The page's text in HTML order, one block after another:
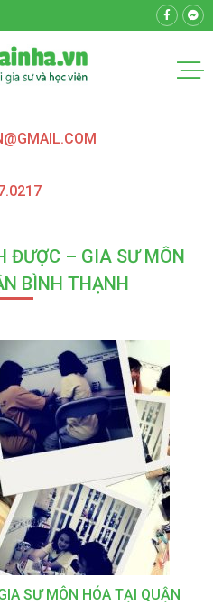
ĐƯỢC – GIA SƯ MÔN
BÌNH THẠNH
SƯ MÔN HÓA TẠI QUẬN